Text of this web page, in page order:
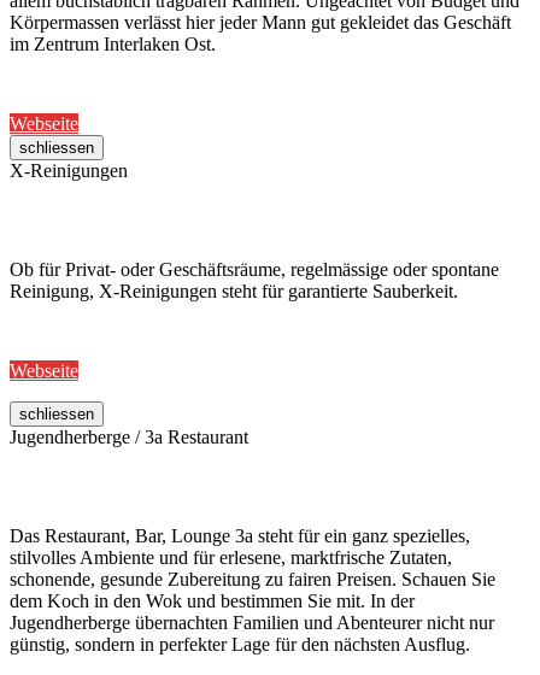
Körpermassen verlässt hier jeder Mann gut gekleidet das Geschäft
im Zentrum Interlaken Ost.
Webseite
schliessen
X-Reinigungen
Ob für Privat- oder Geschäftsräume, regelmässige oder spontane
Reinigung, X-Reinigungen steht für garantierte Sauberkeit.
Webseite
schliessen
Jugendherberge / 3a Restaurant
Das Restaurant, Bar, Lounge 3a steht für ein ganz spezielles,
stilvolles Ambiente und für erlesene, marktfrische Zutaten,
schonende, gesunde Zubereitung zu fairen Preisen. Schauen Sie
dem Koch in den Wok und bestimmen Sie mit. In der
Jugendherberge übernachten Familien und Abenteurer nicht nur
günstig, sondern in perfekter Lage für den nächsten Ausflug.